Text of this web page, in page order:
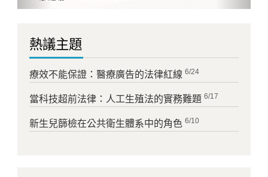
熱議主題
療效不能保證：醫療廣告的法律紅線 6/24
當科技超前法律：人工生殖法的實務難題 6/17
新生兒篩檢在公共衛生體系中的角色 6/10